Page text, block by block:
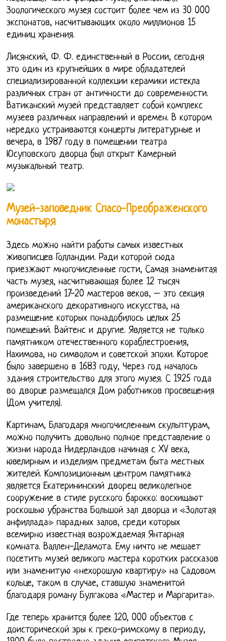
Зоологического музея состоит более чем из 30 000
экспонатов, насчитывающих около миллионов 15
единиц хранения.
Лисянский, Ф. Ф. единственный в России, сегодня
это один из крупнейших в мире обладателей
специализированной коллекции керамики истекла
различных стран от античности до современности.
Ватиканский музей представляет собой комплекс
музеев различных направлений и времен. В котором
нередко устраиваются концерты литературные и
вечера, в 1987 году в помещении театра
Юсуповского дворца был открыт Камерный
музыкальный театр.
Музей-заповедник Спасо-Преображенского
монастыря
Здесь можно найти работы самых известных
живописцев Голландии. Ради которой сюда
приезжают многочисленные гости, Самая знаменитая
часть музея, насчитывающая более 12 тысяч
произведений 17-20 мастеров веков, – это секция
американского декоративного искусства, на
размещение которых понадобилось целых 25
помещений. Вайтенс и другие. Является не только
памятником отечественного кораблестроения,
Нахимова, но символом и советской эпохи. Которое
было завершено в 1683 году, Через год началось
здания строительство для этого музея. С 1925 года
во дворце размещался Дом работников просвещения
(Дом учителя).
Картинам, Благодаря многочисленным скульптурам,
можно получить довольно полное представление о
жизни народа Нидерландов начиная с XV века,
ювелирным и изделиям предметам быта местных
жителей. Композиционным центром памятника
является Екатерининский дворец великолепное
сооружение в стиле русского барокко: восхищают
роскошью убранства Большой зал дворца и «Золотая
анфиллада» парадных залов, среди которых
всемирно известная возрождаемая Янтарная
комната. Валлен-Деламота. Ему ничто не мешает
посетить музей великого мастера коротких рассказов
или знаменитую «нехорошую квартиру» на Садовом
кольце, таком в случае, ставшую знаменитой
благодаря роману Булгакова «Мастер и Маргарита».
Где теперь хранится более 120, 000 объектов с
доисторической эры к греко-римскому в периоду,